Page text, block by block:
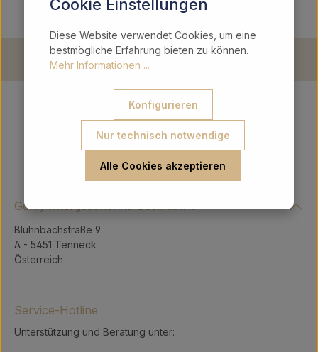
Gerry Intergeschenke Ges.m.b.H.
Blühnbachstraße 9
A - 5451 Tenneck
Österreich
Service-Hotline
Unterstützung und Beratung unter:
Cookie Einstellungen
Diese Website verwendet Cookies, um eine
bestmögliche Erfahrung bieten zu können.
Mehr Informationen ...
Nur technisch notwendige
Konfigurieren
Alle Cookies akzeptieren